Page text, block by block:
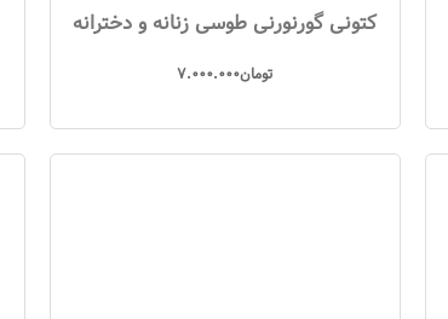
کتونی گورنورنی طوسی زنانه و دخترانه
تومان7.000.000